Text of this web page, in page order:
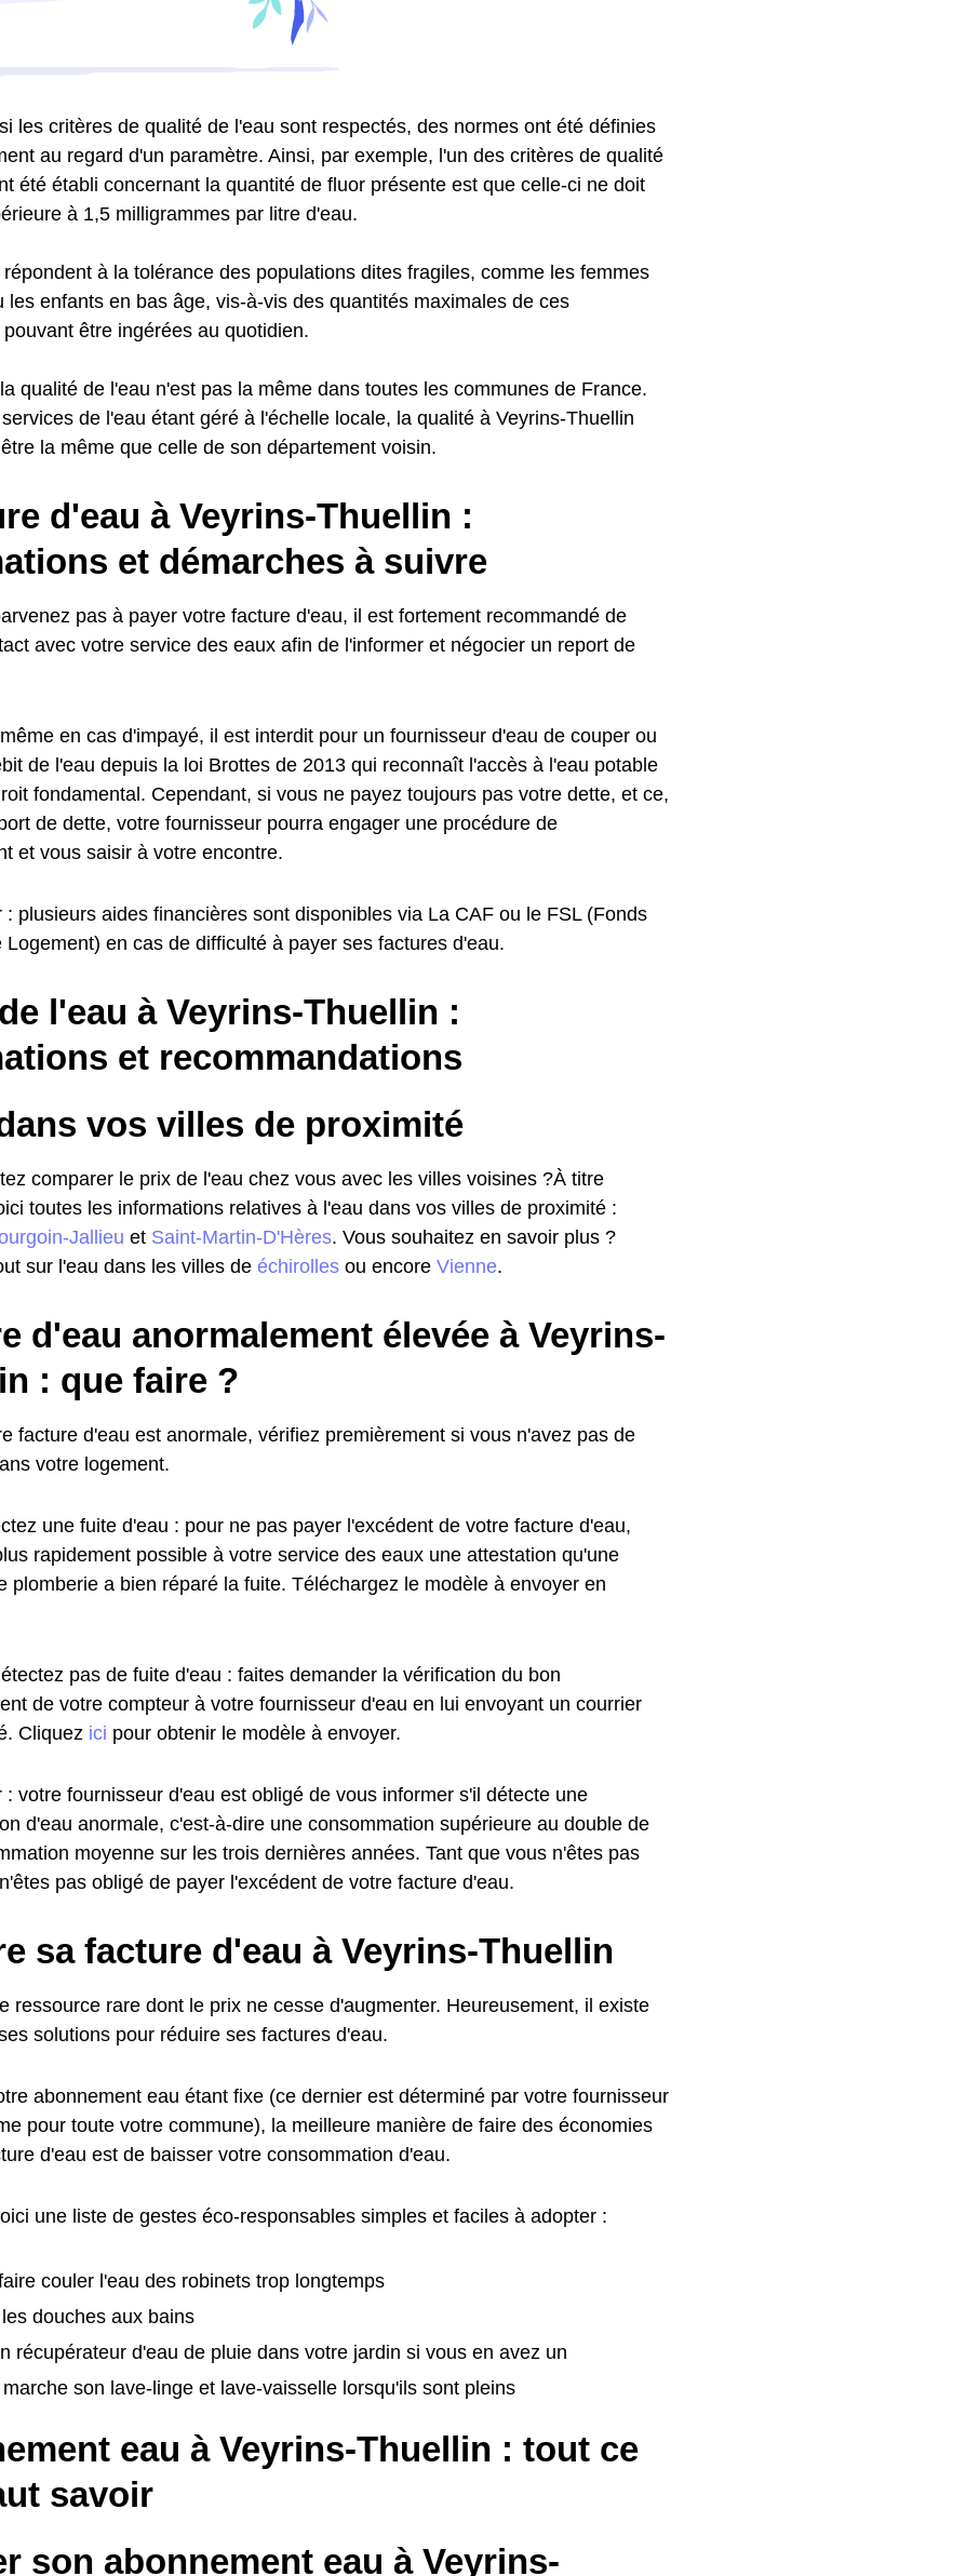
les critères de qualité de l'eau sont respectés, des normes ont été définies
au regard d'un paramètre. Ainsi, par exemple, l'un des critères de qualité
été établi concernant la quantité de fluor présente est que celle-ci ne doit
à 1,5 milligrammes par litre d'eau.
à la tolérance des populations dites fragiles, comme les femmes
les enfants en bas âge, vis-à-vis des quantités maximales de ces
être ingérées au quotidien.
qualité de l'eau n'est pas la même dans toutes les communes de France.
de l'eau étant géré à l'échelle locale, la qualité à Veyrins-Thuellin
la même que celle de son département voisin.
d'eau à Veyrins-Thuellin :
et démarches à suivre
pas à payer votre facture d'eau, il est fortement recommandé de
avec votre service des eaux afin de l'informer et négocier un report de
en cas d'impayé, il est interdit pour un fournisseur d'eau de couper ou
de l'eau depuis la loi Brottes de 2013 qui reconnaît l'accès à l'eau potable
fondamental. Cependant, si vous ne payez toujours pas votre dette, et ce,
de dette, votre fournisseur pourra engager une procédure de
et vous saisir à votre encontre.
: plusieurs aides financières sont disponibles via La CAF ou le FSL (Fonds
Logement) en cas de difficulté à payer ses factures d'eau.
l'eau à Veyrins-Thuellin :
et recommandations
vos villes de proximité
comparer le prix de l'eau chez vous avec les villes voisines ?À titre
toutes les informations relatives à l'eau dans vos villes de proximité :
Jallieu et Saint-Martin-D'Hères. Vous souhaitez en savoir plus ?
sur l'eau dans les villes de échirolles ou encore Vienne.
d'eau anormalement élevée à Veyrins-
: que faire ?
facture d'eau est anormale, vérifiez premièrement si vous n'avez pas de
votre logement.
une fuite d'eau : pour ne pas payer l'excédent de votre facture d'eau,
rapidement possible à votre service des eaux une attestation qu'une
plomberie a bien réparé la fuite. Téléchargez le modèle à envoyer en
pas de fuite d'eau : faites demander la vérification du bon
de votre compteur à votre fournisseur d'eau en lui envoyant un courrier
Cliquez ici pour obtenir le modèle à envoyer.
: votre fournisseur d'eau est obligé de vous informer s'il détecte une
d'eau anormale, c'est-à-dire une consommation supérieure au double de
moyenne sur les trois dernières années. Tant que vous n'êtes pas
pas obligé de payer l'excédent de votre facture d'eau.
sa facture d'eau à Veyrins-Thuellin
ressource rare dont le prix ne cesse d'augmenter. Heureusement, il existe
solutions pour réduire ses factures d'eau.
abonnement eau étant fixe (ce dernier est déterminé par votre fournisseur
pour toute votre commune), la meilleure manière de faire des économies
d'eau est de baisser votre consommation d'eau.
une liste de gestes éco-responsables simples et faciles à adopter :
couler l'eau des robinets trop longtemps
douches aux bains
récupérateur d'eau de pluie dans votre jardin si vous en avez un
son lave-linge et lave-vaisselle lorsqu'ils sont pleins
eau à Veyrins-Thuellin : tout ce
savoir
son abonnement eau à Veyrins-